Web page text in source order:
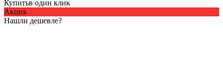
Купитьв один клик
Акция
Нашли дешевле?